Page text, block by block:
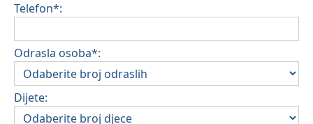
Telefon*:
Odrasla osoba*:
Dijete: